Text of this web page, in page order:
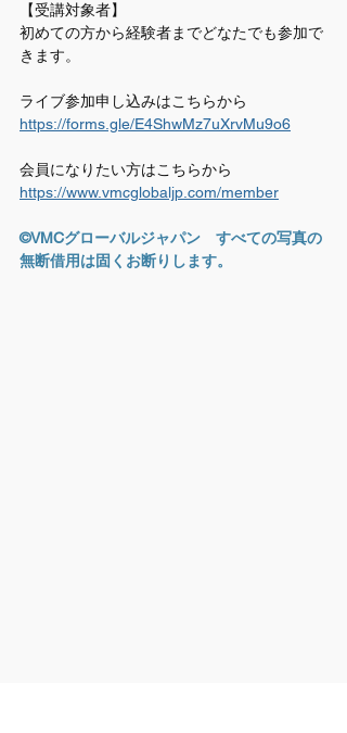
【受講対象者】
初めての方から経験者までどなたでも参加で
きます。
ライブ参加申し込みはこちらから
https://forms.gle/E4ShwMz7uXrvMu9o6
会員になりたい方はこちらから
https://www.vmcglobaljp.com/member
©VMCグローバルジャパン　すべての写真の
無断借用は固くお断りします。